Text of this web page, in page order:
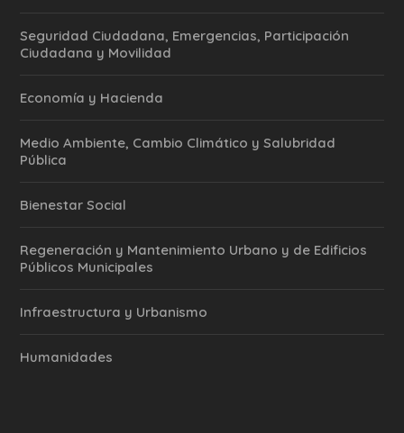
Seguridad Ciudadana, Emergencias, Participación
Ciudadana y Movilidad
Economía y Hacienda
Medio Ambiente, Cambio Climático y Salubridad
Pública
Bienestar Social
Regeneración y Mantenimiento Urbano y de Edificios
Públicos Municipales
Infraestructura y Urbanismo
Humanidades